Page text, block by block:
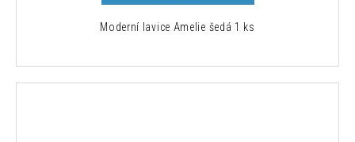
Moderní lavice Amelie šedá 1 ks